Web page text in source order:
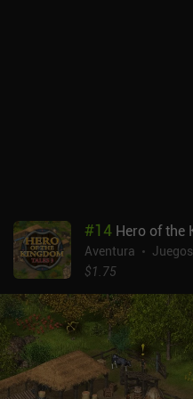
#14 Hero of the
Aventura
$1.75